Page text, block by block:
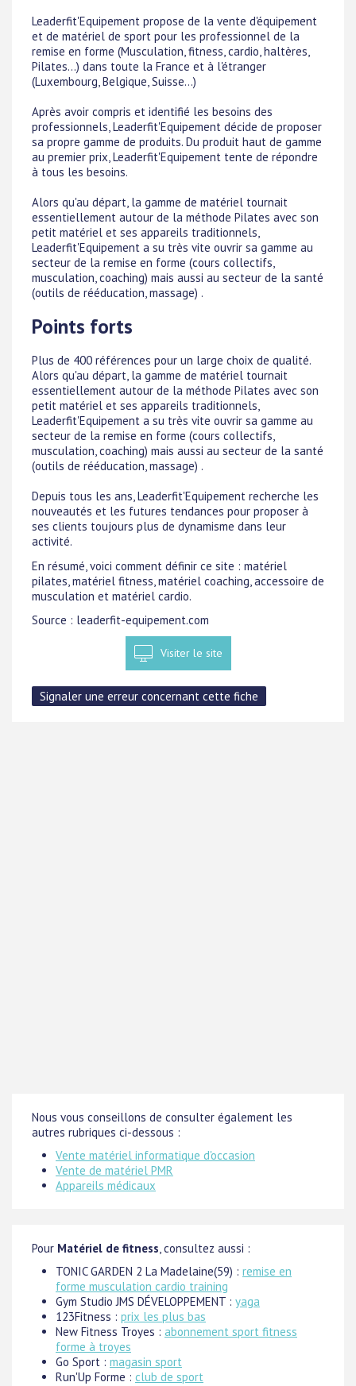
Leaderfit'Equipement propose de la vente d'équipement
et de matériel de sport pour les professionnel de la
remise en forme (Musculation, fitness, cardio, haltères,
Pilates...) dans toute la France et à l'étranger
(Luxembourg, Belgique, Suisse...)
Après avoir compris et identifié les besoins des
professionnels, Leaderfit'Equipement décide de proposer
sa propre gamme de produits. Du produit haut de gamme
au premier prix, Leaderfit'Equipement tente de répondre
à tous les besoins.
Alors qu'au départ, la gamme de matériel tournait
essentiellement autour de la méthode Pilates avec son
petit matériel et ses appareils traditionnels,
Leaderfit'Equipement a su très vite ouvrir sa gamme au
secteur de la remise en forme (cours collectifs,
musculation, coaching) mais aussi au secteur de la santé
(outils de rééducation, massage) .
Points forts
Plus de 400 références pour un large choix de qualité.
Alors qu'au départ, la gamme de matériel tournait
essentiellement autour de la méthode Pilates avec son
petit matériel et ses appareils traditionnels,
Leaderfit'Equipement a su très vite ouvrir sa gamme au
secteur de la remise en forme (cours collectifs,
musculation, coaching) mais aussi au secteur de la santé
(outils de rééducation, massage) .
Depuis tous les ans, Leaderfit'Equipement recherche les
nouveautés et les futures tendances pour proposer à
ses clients toujours plus de dynamisme dans leur
activité.
En résumé, voici comment définir ce site : matériel
pilates, matériel fitness, matériel coaching, accessoire de
musculation et matériel cardio.
Source : leaderfit-equipement.com
Visiter le site
Nous vous conseillons de consulter également les
autres rubriques ci-dessous :
Vente matériel informatique d'occasion
Vente de matériel PMR
Appareils médicaux
Pour Matériel de fitness, consultez aussi :
TONIC GARDEN 2 La Madelaine(59) : remise en
forme musculation cardio training
Gym Studio JMS DÉVELOPPEMENT : yaga
123Fitness : prix les plus bas
New Fitness Troyes : abonnement sport fitness
forme à troyes
Go Sport : magasin sport
Run'Up Forme : club de sport